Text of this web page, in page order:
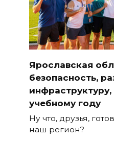
Ярославская
безопасность,
инфраструктуру,
учебному году
Ну что, друзья,
наш регион?